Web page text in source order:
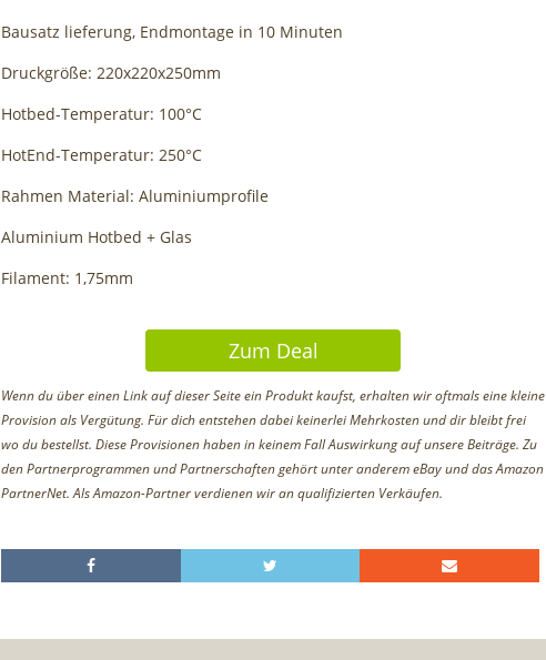
Bausatz lieferung, Endmontage in 10 Minuten
Druckgröße: 220x220x250mm
Hotbed-Temperatur: 100°C
HotEnd-Temperatur: 250°C
Rahmen Material: Aluminiumprofile
Aluminium Hotbed + Glas
Filament: 1,75mm
Zum Deal
Wenn du über einen Link auf dieser Seite ein Produkt kaufst, erhalten wir oftmals eine kleine
Provision als Vergütung. Für dich entstehen dabei keinerlei Mehrkosten und dir bleibt frei
wo du bestellst. Diese Provisionen haben in keinem Fall Auswirkung auf unsere Beiträge. Zu
den Partnerprogrammen und Partnerschaften gehört unter anderem eBay und das Amazon
PartnerNet. Als Amazon-Partner verdienen wir an qualifizierten Verkäufen.